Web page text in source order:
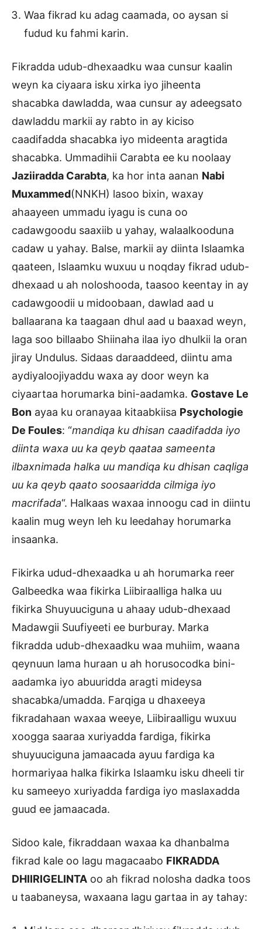
Waa fikrad ku adag caamada, oo aysan si
fudud ku fahmi karin.
Fikradda udub-dhexaadku waa cunsur kaalin
weyn ka ciyaara isku xirka iyo jiheenta
shacabka dawladda, waa cunsur ay adeegsato
dawladdu markii ay rabto in ay kiciso
caadifadda shacabka iyo mideenta aragtida
shacabka. Ummadihii Carabta ee ku noolaay
Jaziiradda Carabta, ka hor inta aanan Nabi
Muxammed(NNKH) lasoo bixin, waxay
ahaayeen ummadu iyagu is cuna oo
cadawgoodu saaxiib u yahay, walaalkooduna
cadaw u yahay. Balse, markii ay diinta Islaamka
qaateen, Islaamku wuxuu u noqday fikrad udub-
dhexaad u ah noloshooda, taasoo keentay in ay
cadawgoodii u midoobaan, dawlad aad u
ballaarana ka taagaan dhul aad u baaxad weyn,
laga soo billaabo Shiinaha ilaa iyo dhulkii la oran
jiray Undulus. Sidaas daraaddeed, diintu ama
aydiyaloojiyaddu waxa ay door weyn ka
ciyaartaa horumarka bini-aadamka. Gostave Le
Bon ayaa ku oranayaa kitaabkiisa Psychologie
De Foules: “mandiqa ku dhisan caadifadda iyo
diinta waxa uu ka qeyb qaataa sameenta
ilbaxnimada halka uu mandiqa ku dhisan caqliga
uu ka qeyb qaato soosaaridda cilmiga iyo
macrifada“. Halkaas waxaa innoogu cad in diintu
kaalin mug weyn leh ku leedahay horumarka
insaanka.
Fikirka udud-dhexaadka u ah horumarka reer
Galbeedka waa fikirka Liibiraalliga halka uu
fikirka Shuyuuciguna u ahaay udub-dhexaad
Madawgii Suufiyeeti ee burburay. Marka
fikradda udub-dhexaadku waa muhiim, waana
qeynuun lama huraan u ah horusocodka bini-
aadamka iyo abuuridda aragti mideysa
shacabka/umadda. Farqiga u dhaxeeya
fikradahaan waxaa weeye, Liibiraalligu wuxuu
xoogga saaraa xuriyadda fardiga, fikirka
shuyuuciguna jamaacada ayuu fardiga ka
hormariyaa halka fikirka Islaamku isku dheeli tir
ku sameeyo xuriyadda fardiga iyo maslaxadda
guud ee jamaacada.
Sidoo kale, fikraddaan waxaa ka dhanbalma
fikrad kale oo lagu magacaabo FIKRADDA
DHIIRIGELINTA oo ah fikrad nolosha dadka toos
u taabaneysa, waxaana lagu gartaa in ay tahay: